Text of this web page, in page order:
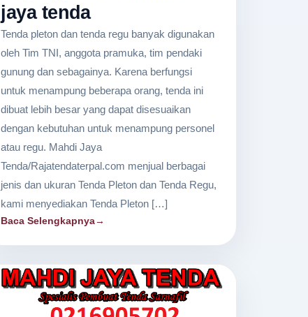
jaya tenda
Tenda pleton dan tenda regu banyak digunakan
oleh Tim TNI, anggota pramuka, tim pendaki
gunung dan sebagainya. Karena berfungsi
untuk menampung beberapa orang, tenda ini
dibuat lebih besar yang dapat disesuaikan
dengan kebutuhan untuk menampung personel
atau regu. Mahdi Jaya
Tenda/Rajatendaterpal.com menjual berbagai
jenis dan ukuran Tenda Pleton dan Tenda Regu,
kami menyediakan Tenda Pleton […]
Baca Selengkapnya→